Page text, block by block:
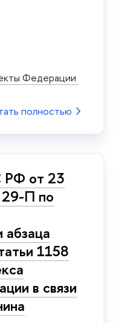
Федерации
полностью
РФ от 23
П по
абзаца
1158
в связи